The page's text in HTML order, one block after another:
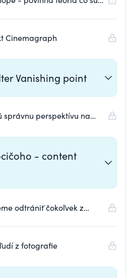
Cinemagraph
Vanishing point
správnu perspektívu na
- content
odtrániť čokoľvek z
z fotografie